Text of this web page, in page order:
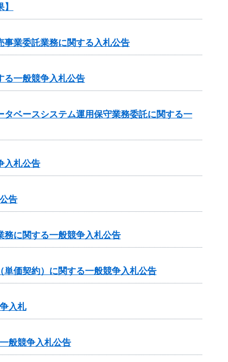
業委託業務に関する入札公告
る一般競争入札公告
ベースシステム運用保守業務委託に関する一
入札公告
告
務に関する一般競争入札公告
価契約）に関する一般競争入札公告
入札
般競争入札公告